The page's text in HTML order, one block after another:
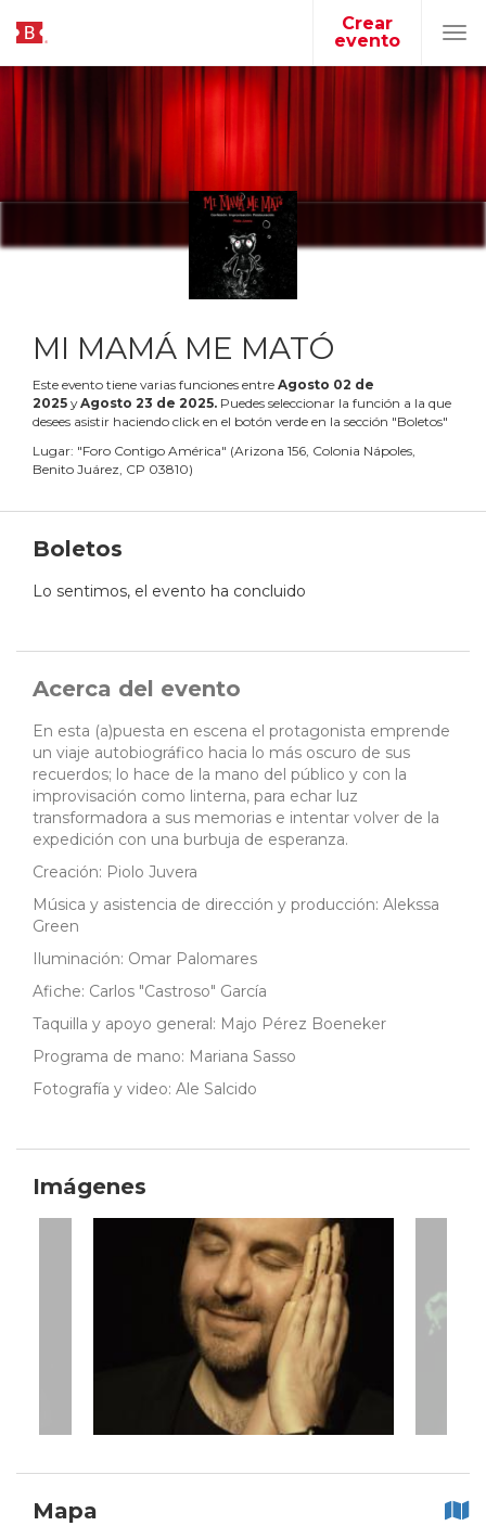
Crear
evento
MI MAMÁ ME MATÓ
Este evento tiene varias funciones entre Agosto 02 de
2025 yAgosto 23 de 2025. Puedes seleccionar la función a la que
desees asistir haciendo click en el botón verde en la sección "Boletos"
Lugar: "Foro Contigo América" (Arizona 156, Colonia Nápoles,
Benito Juárez, CP 03810)
Boletos
Lo sentimos, el evento ha concluido
Acerca del evento
En esta (a)puesta en escena el protagonista emprende
un viaje autobiográfico hacia lo más oscuro de sus
recuerdos; lo hace de la mano del público y con la
improvisación como linterna, para echar luz
transformadora a sus memorias e intentar volver de la
expedición con una burbuja de esperanza.
Creación: Piolo Juvera
Música y asistencia de dirección y producción: Alekssa
Green
Iluminación: Omar Palomares
Afiche: Carlos "Castroso" García
Taquilla y apoyo general: Majo Pérez Boeneker
Programa de mano: Mariana Sasso
Fotografía y video: Ale Salcido
Imágenes
Mapa